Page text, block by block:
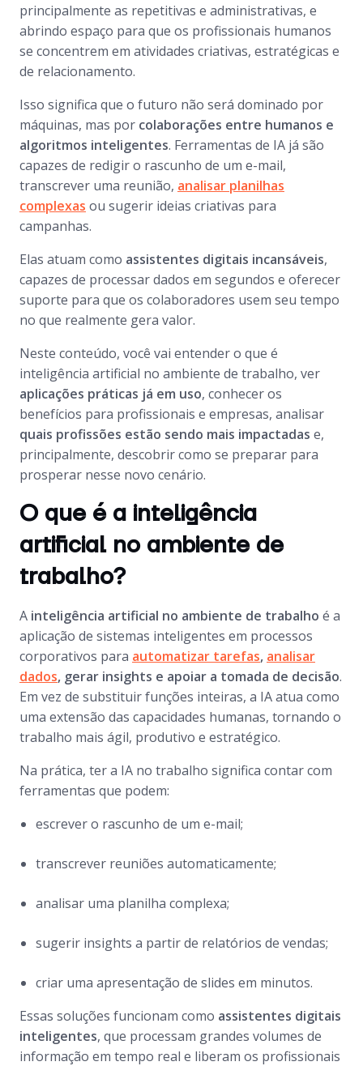
principalmente as repetitivas e administrativas, e
abrindo espaço para que os profissionais humanos
se concentrem em atividades criativas, estratégicas e
de relacionamento.
Isso significa que o futuro não será dominado por
máquinas, mas por colaborações entre humanos e
algoritmos inteligentes. Ferramentas de IA já são
capazes de redigir o rascunho de um e-mail,
transcrever uma reunião, analisar planilhas
complexas ou sugerir ideias criativas para
campanhas.
Elas atuam como assistentes digitais incansáveis,
capazes de processar dados em segundos e oferecer
suporte para que os colaboradores usem seu tempo
no que realmente gera valor.
Neste conteúdo, você vai entender o que é
inteligência artificial no ambiente de trabalho, ver
aplicações práticas já em uso, conhecer os
benefícios para profissionais e empresas, analisar
quais profissões estão sendo mais impactadas e,
principalmente, descobrir como se preparar para
prosperar nesse novo cenário.
O que é a inteligência
artificial no ambiente de
trabalho?
A inteligência artificial no ambiente de trabalho é a
aplicação de sistemas inteligentes em processos
corporativos para automatizar tarefas, analisar
dados, gerar insights e apoiar a tomada de decisão.
Em vez de substituir funções inteiras, a IA atua como
uma extensão das capacidades humanas, tornando o
trabalho mais ágil, produtivo e estratégico.
Na prática, ter a IA no trabalho significa contar com
ferramentas que podem:
escrever o rascunho de um e-mail;
transcrever reuniões automaticamente;
analisar uma planilha complexa;
sugerir insights a partir de relatórios de vendas;
criar uma apresentação de slides em minutos.
Essas soluções funcionam como assistentes digitais
inteligentes, que processam grandes volumes de
informação em tempo real e liberam os profissionais